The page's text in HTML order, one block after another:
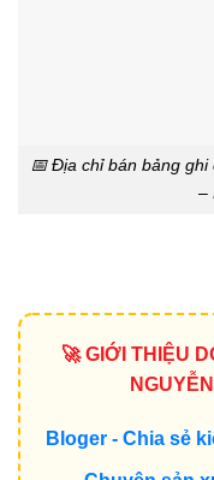
📅 Địa chỉ bán bảng
–
🚀 GIỚI THIỆU
Bloger - Chia sẻ